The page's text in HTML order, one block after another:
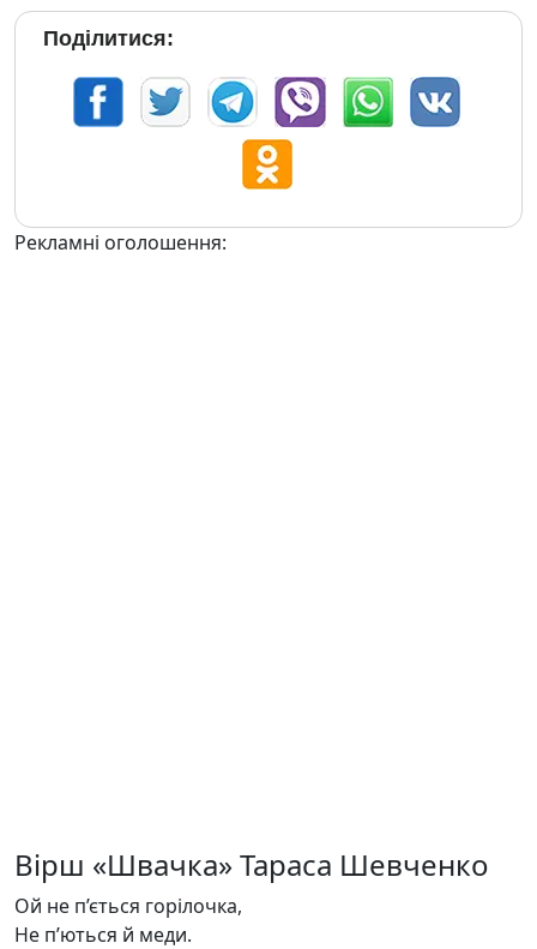
Поділитися:
Рекламні оголошення:
Вірш «Швачка» Тараса Шевченко
Ой не п’ється горілочка,
Не п’ються й меди.